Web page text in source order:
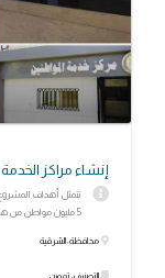
إنشاء مراكز
تتمثل أهداف
5 مليون مواطن من هذا المشروع وذلك بإنشاء عدد 24 مركز، بتكلفة 30...
محافظة: الشرقية